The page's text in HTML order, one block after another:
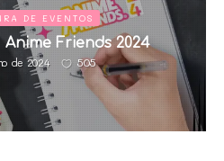
DE EVENTOS
Anime Friends 2024
de 2024 505